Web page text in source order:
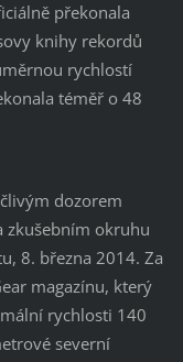
překonala
knihy rekordů
rychlostí
téměř o 48
dozorem
zkušebním okruhu
8. března 2014. Za
magazínu, který
rychlosti 140
severní